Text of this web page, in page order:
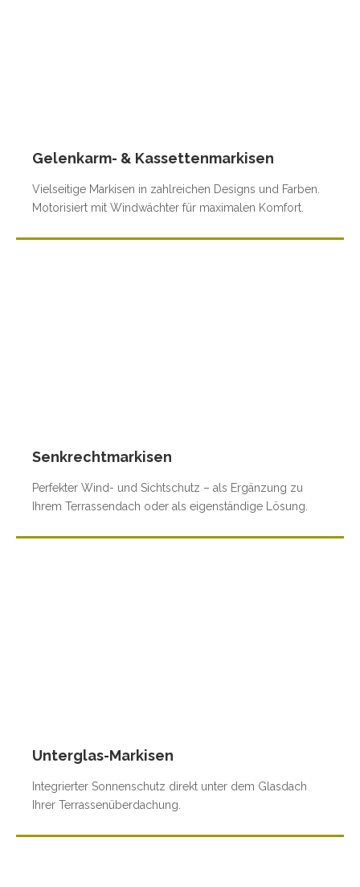
Gelenkarm- & Kassettenmarkisen
Vielseitige Markisen in zahlreichen Designs und Farben.
Motorisiert mit Windwächter für maximalen Komfort.
Senkrechtmarkisen
Perfekter Wind- und Sichtschutz – als Ergänzung zu
Ihrem Terrassendach oder als eigenständige Lösung.
Unterglas-Markisen
Integrierter Sonnenschutz direkt unter dem Glasdach
Ihrer Terrassenüberdachung.